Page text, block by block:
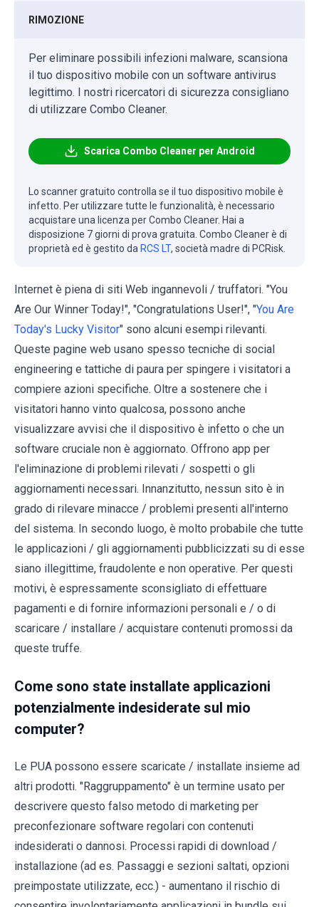
RIMOZIONE
Per eliminare possibili infezioni malware, scansiona
il tuo dispositivo mobile con un software antivirus
legittimo. I nostri ricercatori di sicurezza consigliano
di utilizzare Combo Cleaner.
Scarica Combo Cleaner per Android
Lo scanner gratuito controlla se il tuo dispositivo mobile è
infetto. Per utilizzare tutte le funzionalità, è necessario
acquistare una licenza per Combo Cleaner. Hai a
disposizione 7 giorni di prova gratuita. Combo Cleaner è di
proprietà ed è gestito da RCS LT, società madre di PCRisk.
Internet è piena di siti Web ingannevoli / truffatori. "You
Are Our Winner Today!", "Congratulations User!", "You Are
Today's Lucky Visitor" sono alcuni esempi rilevanti.
Queste pagine web usano spesso tecniche di social
engineering e tattiche di paura per spingere i visitatori a
compiere azioni specifiche. Oltre a sostenere che i
visitatori hanno vinto qualcosa, possono anche
visualizzare avvisi che il dispositivo è infetto o che un
software cruciale non è aggiornato. Offrono app per
l'eliminazione di problemi rilevati / sospetti o gli
aggiornamenti necessari. Innanzitutto, nessun sito è in
grado di rilevare minacce / problemi presenti all'interno
del sistema. In secondo luogo, è molto probabile che tutte
le applicazioni / gli aggiornamenti pubblicizzati su di esse
siano illegittime, fraudolente e non operative. Per questi
motivi, è espressamente sconsigliato di effettuare
pagamenti e di fornire informazioni personali e / o di
scaricare / installare / acquistare contenuti promossi da
queste truffe.
Come sono state installate applicazioni
potenzialmente indesiderate sul mio
computer?
Le PUA possono essere scaricate / installate insieme ad
altri prodotti. "Raggruppamento" è un termine usato per
descrivere questo falso metodo di marketing per
preconfezionare software regolari con contenuti
indesiderati o dannosi. Processi rapidi di download /
installazione (ad es. Passaggi e sezioni saltati, opzioni
preimpostate utilizzate, ecc.) - aumentano il rischio di